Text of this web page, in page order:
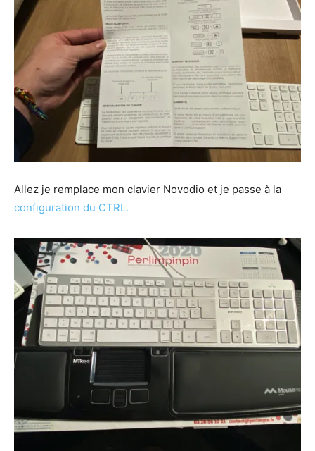
Allez je remplace mon clavier Novodio et je passe à la
configuration du CTRL.